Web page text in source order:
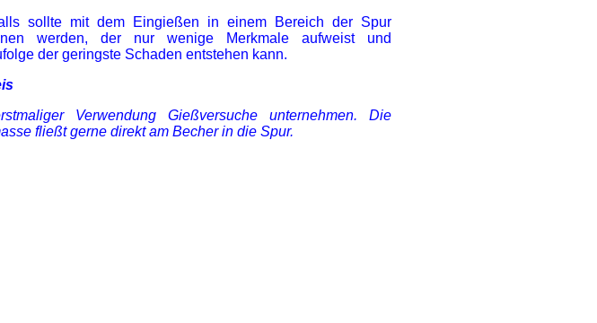
sollte mit dem Eingießen in einem Bereich der Spur
werden, der nur wenige Merkmale aufweist und
der geringste Schaden entstehen kann.
Verwendung Gießversuche unternehmen. Die
fließt gerne direkt am Becher in die Spur.